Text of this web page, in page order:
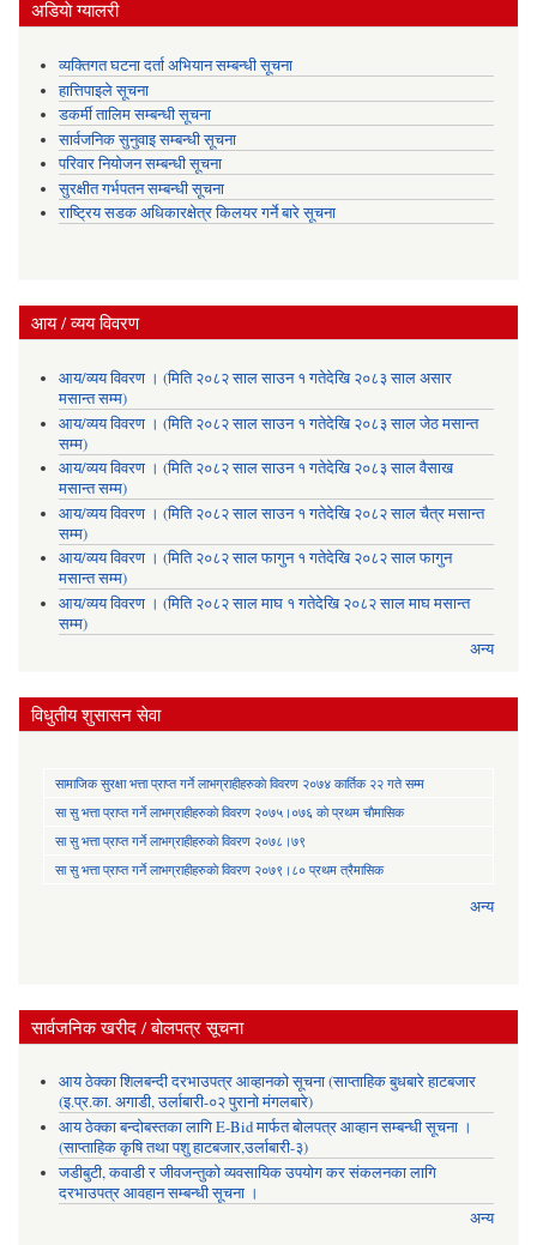
अडियाे ग्यालरी
व्यक्तिगत घटना दर्ता अभियान सम्बन्धी सूचना
हात्तिपाइले सूचना
डकर्मी तालिम सम्बन्धी सूचना
सार्वजनिक सुनुवाइ सम्बन्धी सूचना
परिवार नियोजन सम्बन्धी सूचना
सुरक्षीत गर्भपतन सम्बन्धी सूचना
राष्ट्रिय सडक अधिकारक्षेत्र किलयर गर्ने बारे सूचना
आय / व्यय विवरण
आय/व्यय विवरण । (मिति २०८२ साल साउन १ गतेदेखि २०८३ साल असार
मसान्त सम्म)
आय/व्यय विवरण । (मिति २०८२ साल साउन १ गतेदेखि २०८३ साल जेठ मसान्त
सम्म)
आय/व्यय विवरण । (मिति २०८२ साल साउन १ गतेदेखि २०८३ साल वैसाख
मसान्त सम्म)
आय/व्यय विवरण । (मिति २०८२ साल साउन १ गतेदेखि २०८२ साल चैत्र मसान्त
सम्म)
आय/व्यय विवरण । (मिति २०८२ साल फागुन १ गतेदेखि २०८२ साल फागुन
मसान्त सम्म)
आय/व्यय विवरण । (मिति २०८२ साल माघ १ गतेदेखि २०८२ साल माघ मसान्त
सम्म)
अन्य
विधुतीय शुसासन सेवा
सामाजिक सुरक्षा भत्ता प्राप्त गर्ने लाभग्राहीहरुकाे विवरण २०७४ कार्तिक २२ गते सम्म
सा‍ सु भत्ता प्राप्त गर्ने लाभग्राहीहरुकाे विवरण २०७५।०७६ काे प्रथम चाैमासिक
सा‍ सु भत्ता प्राप्त गर्ने लाभग्राहीहरुकाे विवरण २०७८।७९
सा‍ सु भत्ता प्राप्त गर्ने लाभग्राहीहरुकाे विवरण २०७९।८० प्रथम त्रैमासिक
अन्य
सार्वजनिक खरीद / बोलपत्र सूचना
आय ठेक्का शिलबन्दी दरभाउपत्र आव्हानको सूचना (साप्ताहिक बुधबारे हाटबजार
(इ.प्र.का. अगाडी, उर्लाबारी-०२ पुरानो मंगलबारे)
आय ठेक्का बन्दोबस्तका लागि E-Bid मार्फत बोलपत्र आव्हान सम्बन्धी सूचना ।
(साप्ताहिक कृषि तथा पशु हाटबजार,उर्लाबारी-३)
जडीबुटी, कवाडी र जीवजन्तुको व्यवसायिक उपयोग कर संकलनका लागि
दरभाउपत्र आवहान सम्बन्धी सूचना ।
अन्य